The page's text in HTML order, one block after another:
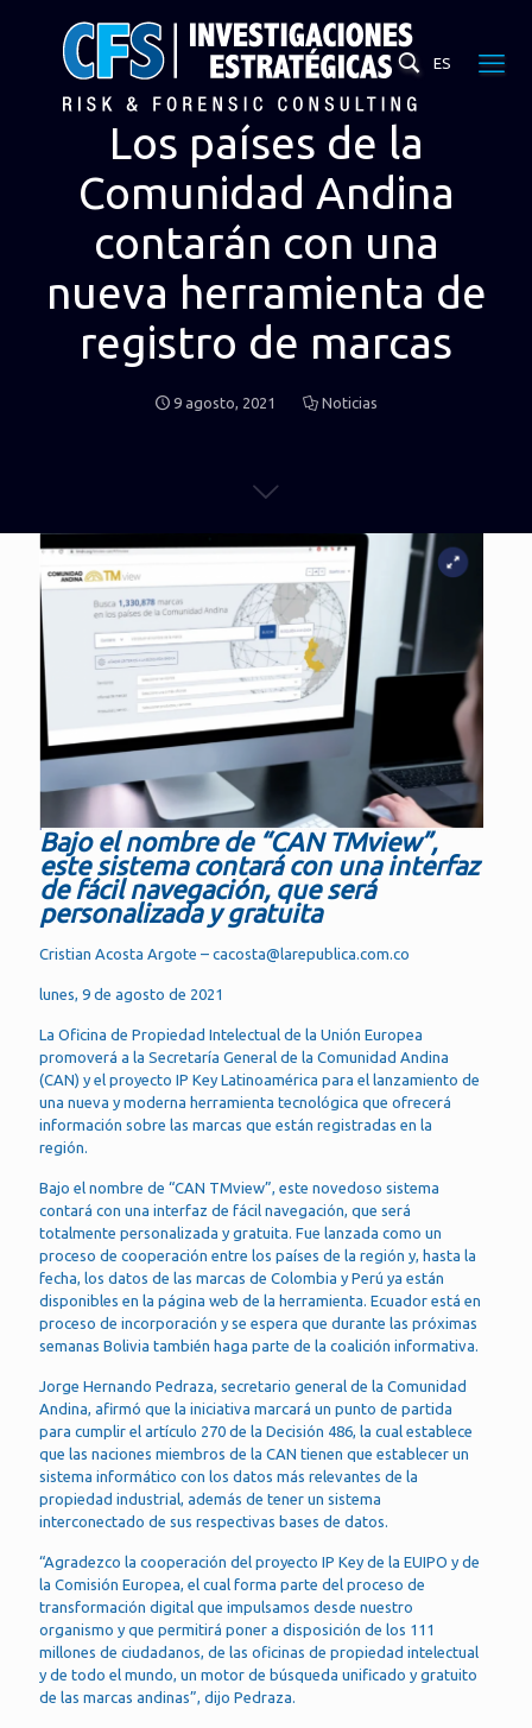
ES
Los países de la
Comunidad Andina
contarán con una
nueva herramienta de
registro de marcas
9 agosto, 2021 Noticias
Bajo el nombre de “CAN TMview”,
este sistema contará con una interfaz
de fácil navegación, que será
personalizada y gratuita
Cristian Acosta Argote – cacosta@larepublica.com.co
lunes, 9 de agosto de 2021
La Oficina de Propiedad Intelectual de la Unión Europea
promoverá a la Secretaría General de la Comunidad Andina
(CAN) y el proyecto IP Key Latinoamérica para el lanzamiento de
una nueva y moderna herramienta tecnológica que ofrecerá
información sobre las marcas que están registradas en la
región.
Bajo el nombre de “CAN TMview”, este novedoso sistema
contará con una interfaz de fácil navegación, que será
totalmente personalizada y gratuita. Fue lanzada como un
proceso de cooperación entre los países de la región y, hasta la
fecha, los datos de las marcas de Colombia y Perú ya están
disponibles en la página web de la herramienta. Ecuador está en
proceso de incorporación y se espera que durante las próximas
semanas Bolivia también haga parte de la coalición informativa.
Jorge Hernando Pedraza, secretario general de la Comunidad
Andina, afirmó que la iniciativa marcará un punto de partida
para cumplir el artículo 270 de la Decisión 486, la cual establece
que las naciones miembros de la CAN tienen que establecer un
sistema informático con los datos más relevantes de la
propiedad industrial, además de tener un sistema
interconectado de sus respectivas bases de datos.
“Agradezco la cooperación del proyecto IP Key de la EUIPO y de
la Comisión Europea, el cual forma parte del proceso de
transformación digital que impulsamos desde nuestro
organismo y que permitirá poner a disposición de los 111
millones de ciudadanos, de las oficinas de propiedad intelectual
y de todo el mundo, un motor de búsqueda unificado y gratuito
de las marcas andinas”, dijo Pedraza.